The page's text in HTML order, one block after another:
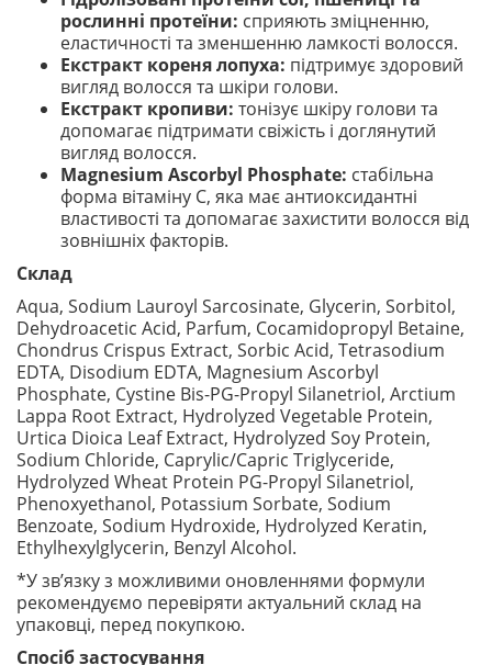
рослинні протеїни: сприяють зміцненню,
еластичності та зменшенню ламкості волосся.
Екстракт кореня лопуха: підтримує здоровий
вигляд волосся та шкіри голови.
Екстракт кропиви: тонізує шкіру голови та
допомагає підтримати свіжість і доглянутий
вигляд волосся.
Magnesium Ascorbyl Phosphate: стабільна
форма вітаміну C, яка має антиоксидантні
властивості та допомагає захистити волосся від
зовнішніх факторів.
Склад
Aqua, Sodium Lauroyl Sarcosinate, Glycerin, Sorbitol,
Dehydroacetic Acid, Parfum, Cocamidopropyl Betaine,
Chondrus Crispus Extract, Sorbic Acid, Tetrasodium
EDTA, Disodium EDTA, Magnesium Ascorbyl
Phosphate, Cystine Bis-PG-Propyl Silanetriol, Arctium
Lappa Root Extract, Hydrolyzed Vegetable Protein,
Urtica Dioica Leaf Extract, Hydrolyzed Soy Protein,
Sodium Chloride, Caprylic/Capric Triglyceride,
Hydrolyzed Wheat Protein PG-Propyl Silanetriol,
Phenoxyethanol, Potassium Sorbate, Sodium
Benzoate, Sodium Hydroxide, Hydrolyzed Keratin,
Ethylhexylglycerin, Benzyl Alcohol.
*У зв’язку з можливими оновленнями формули
рекомендуємо перевіряти актуальний склад на
упаковці, перед покупкою.
Спосіб застосування